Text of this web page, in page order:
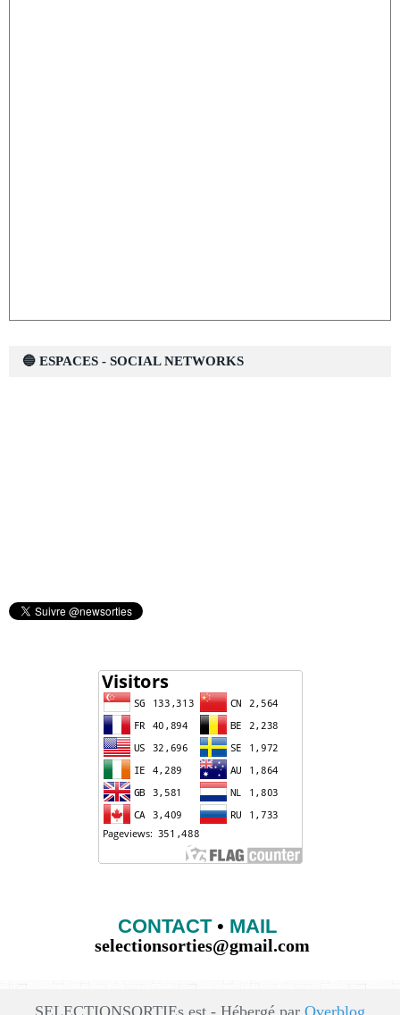
🔵 ESPACES - SOCIAL NETWORKS
CONTACT• MAIL
selectionsorties@gmail.com